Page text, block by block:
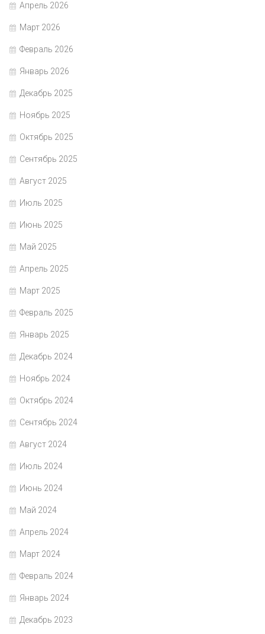
Апрель 2026
Март 2026
Февраль 2026
Январь 2026
Декабрь 2025
Ноябрь 2025
Октябрь 2025
Сентябрь 2025
Август 2025
Июль 2025
Июнь 2025
Май 2025
Апрель 2025
Март 2025
Февраль 2025
Январь 2025
Декабрь 2024
Ноябрь 2024
Октябрь 2024
Сентябрь 2024
Август 2024
Июль 2024
Июнь 2024
Май 2024
Апрель 2024
Март 2024
Февраль 2024
Январь 2024
Декабрь 2023